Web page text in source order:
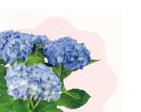
Orchid 胡蝶蘭
マイページ
ご利用ガイド
会員登録